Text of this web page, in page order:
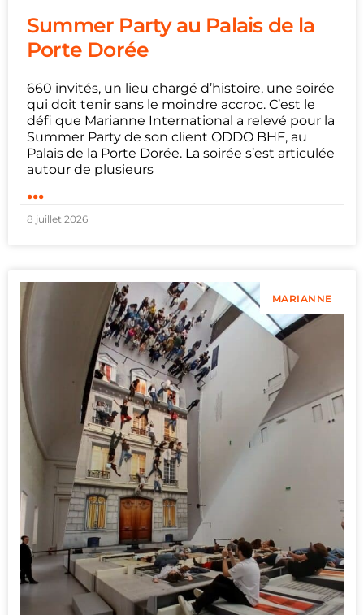
Summer Party au Palais de la
Porte Dorée
660 invités, un lieu chargé d’histoire, une soirée
qui doit tenir sans le moindre accroc. C’est le
défi que Marianne International a relevé pour la
Summer Party de son client ODDO BHF, au
Palais de la Porte Dorée. La soirée s’est articulée
autour de plusieurs
...
8 juillet 2026
MARIANNE